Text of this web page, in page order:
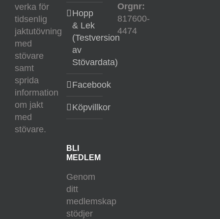
verka för
tidsenlig
jaktutövning
med
stövare
samt
sprida
information
om jakt
med
stövare.
Hopp
& Lek
(Testversion
av
Stövardata)
Facebook
Köpvillkor
BLI
MEDLEM
Genom
ditt
medlemskap
stödjer
Orgnr:
817600-
4474